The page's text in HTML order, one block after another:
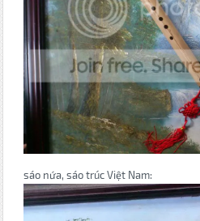
sáo nứa, sáo trúc Việt Nam: